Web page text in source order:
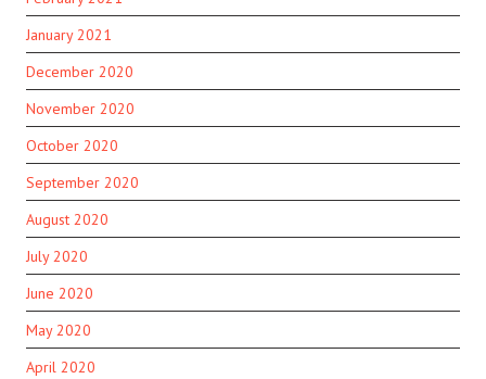
January 2021
December 2020
November 2020
October 2020
September 2020
August 2020
July 2020
June 2020
May 2020
April 2020